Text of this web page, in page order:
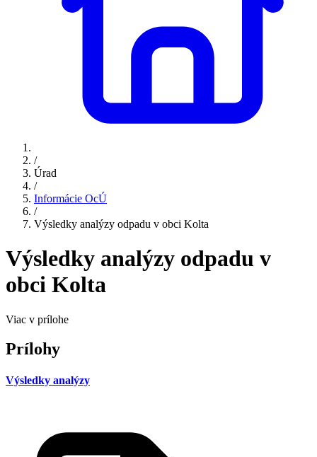
/
Úrad
/
Informácie OcÚ
/
Výsledky analýzy odpadu v obci Kolta
Výsledky analýzy odpadu v
obci Kolta
Viac v prílohe
Prílohy
Výsledky analýzy